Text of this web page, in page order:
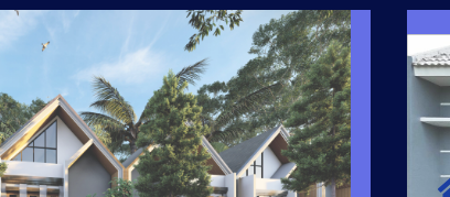
CLUSTER
dengan Konsep Rumah Pintar
Penghuni mengakses rumahnya dengan